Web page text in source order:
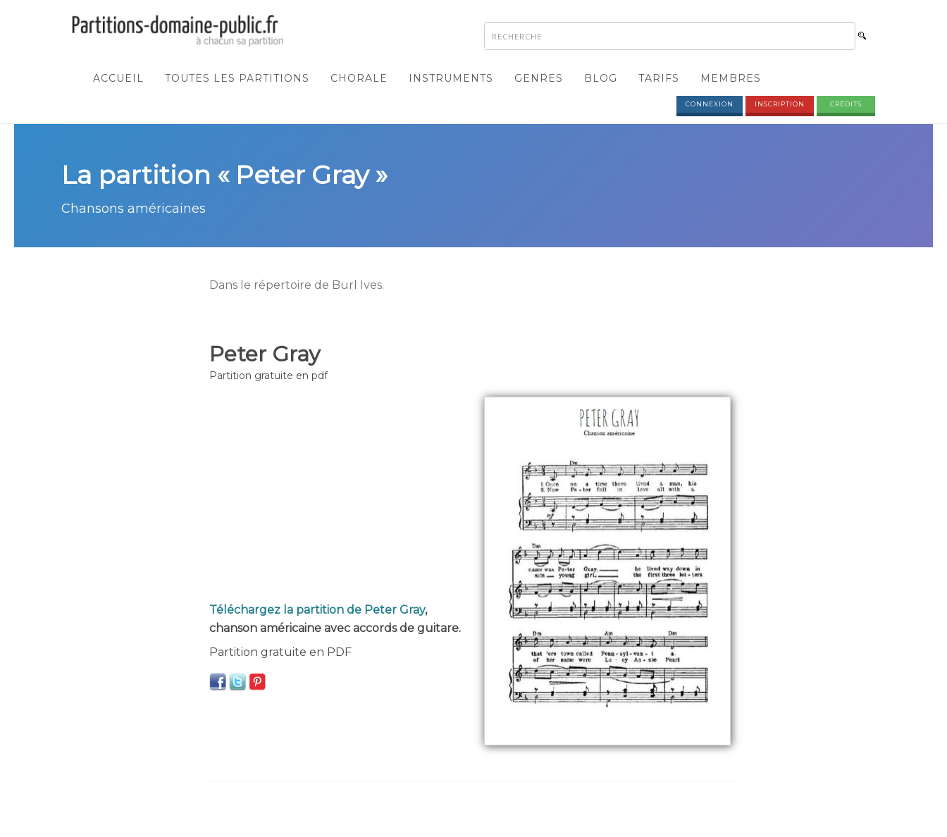
ACCUEIL TOUTES LES PARTITIONS CHORALE INSTRUMENTS GENRES BLOG TARIFS MEMBRES
CONNEXION INSCRIPTION CRÉDITS
La partition « Peter Gray »
Chansons américaines
Dans le répertoire de Burl Ives.
Peter Gray
Partition gratuite en pdf
Téléchargez la partition de Peter Gray,
chanson américaine avec accords de guitare.
Partition gratuite en PDF